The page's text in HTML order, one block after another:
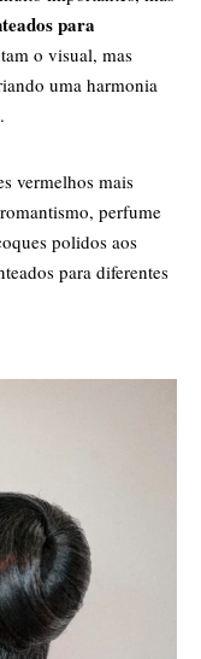
para
o visual, mas
uma harmonia
vermelhos mais
perfume
polidos aos
para diferentes